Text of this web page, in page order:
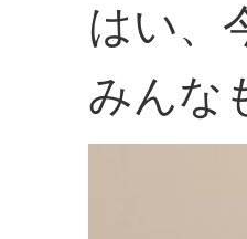
はい、
みんな